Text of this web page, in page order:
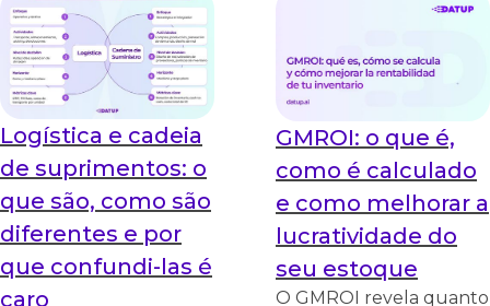
Logística e cadeia
de suprimentos: o
que são, como são
diferentes e por
que confundi-las é
caro
GMROI: o que é,
como é calculado
e como melhorar a
lucratividade do
seu estoque
O GMROI revela quanto